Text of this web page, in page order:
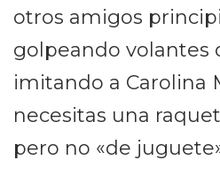
otros amigos
golpeando volantes
imitando a Carolina
necesitas una
pero no «de